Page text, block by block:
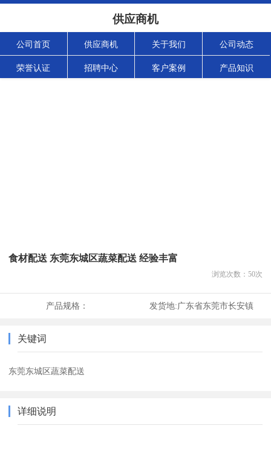
供应商机
公司首页 供应商机 关于我们 公司动态
荣誉认证 招聘中心 客户案例 产品知识
食材配送 东莞东城区蔬菜配送 经验丰富
浏览次数： 50次
产品规格： 发货地:广东省东莞市长安镇
关键词
东莞东城区蔬菜配送
详细说明